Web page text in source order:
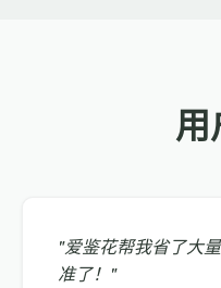
用
"爱鉴花帮我省了大
准了！"